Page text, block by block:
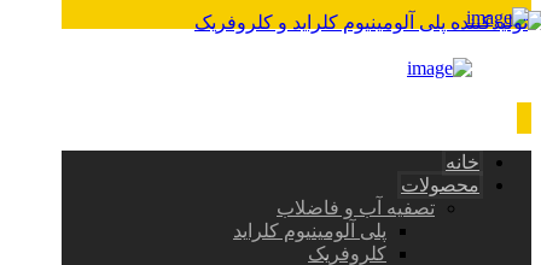
خانه
محصولات
تصفیه آب و فاضلاب
پلی آلومینیوم کلراید
کلروفریک